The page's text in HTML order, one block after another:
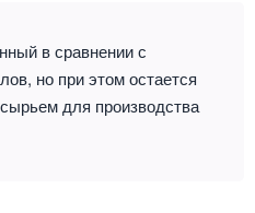
в сравнении с
но при этом остается
для производства